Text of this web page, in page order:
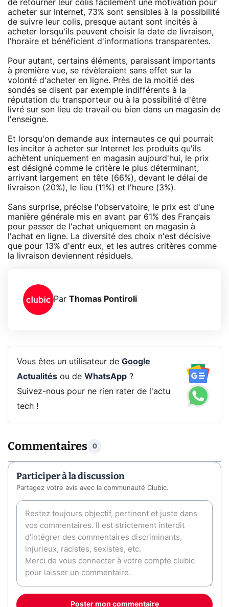
de retourner leur colis facilement une motivation pour
acheter sur Internet, 73% sont sensibles à la possibilité
de suivre leur colis, presque autant sont incités à
acheter lorsqu'ils peuvent choisir la date de livraison,
l'horaire et bénéficient d'informations transparentes.
Pour autant, certains éléments, paraissant importants
à première vue, se révèleraient sans effet sur la
volonté d'acheter en ligne. Près de la moitié des
sondés se disent par exemple indifférents à la
réputation du transporteur ou à la possibilité d'être
livré sur son lieu de travail ou bien dans un magasin de
l'enseigne.
Et lorsqu'on demande aux internautes ce qui pourrait
les inciter à acheter sur Internet les produits qu'ils
achètent uniquement en magasin aujourd'hui, le prix
est désigné comme le critère le plus déterminant,
arrivant largement en tête (66%), devant le délai de
livraison (20%), le lieu (11%) et l'heure (3%).
Sans surprise, précise l'observatoire, le prix est d'une
manière générale mis en avant par 61% des Français
pour passer de l'achat uniquement en magasin à
l'achat en ligne. La diversité des choix n'est décisive
que pour 13% d'entr eux, et les autres critères comme
la livraison deviennent résiduels.
Par Thomas Pontiroli
Vous êtes un utilisateur de Google
Actualitésou de WhatsApp?
Suivez-nous pour ne rien rater de l'actu
tech !
Commentaires 0
Participer à la discussion
Partagez votre avis avec la communauté Clubic.
Poster mon commentaire